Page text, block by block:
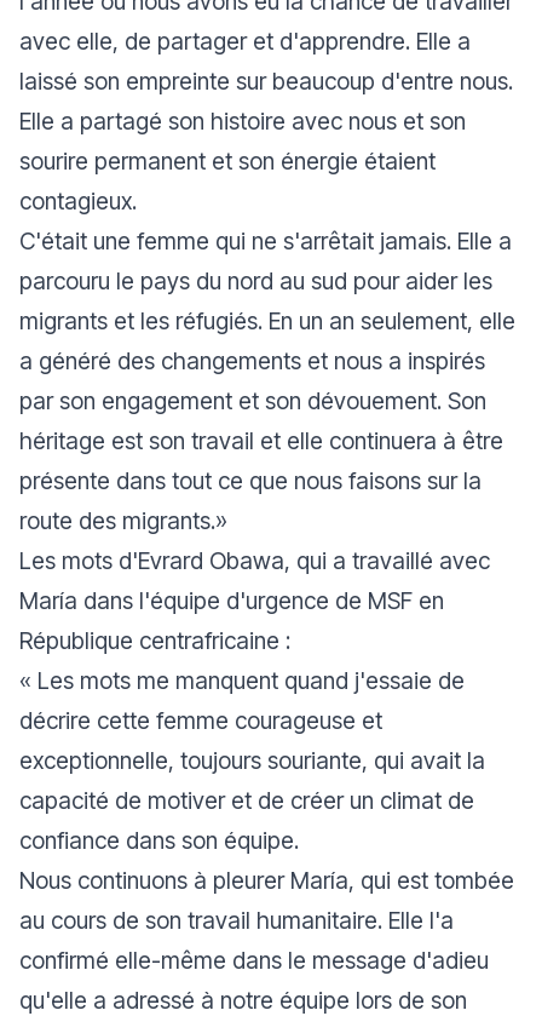
avec elle, de partager et d'apprendre. Elle a
laissé son empreinte sur beaucoup d'entre nous.
Elle a partagé son histoire avec nous et son
sourire permanent et son énergie étaient
contagieux.
C'était une femme qui ne s'arrêtait jamais. Elle a
parcouru le pays du nord au sud pour aider les
migrants et les réfugiés. En un an seulement, elle
a généré des changements et nous a inspirés
par son engagement et son dévouement. Son
héritage est son travail et elle continuera à être
présente dans tout ce que nous faisons sur la
route des migrants.»
Les mots d'Evrard Obawa, qui a travaillé avec
María dans l'équipe d'urgence de MSF en
République centrafricaine :
« Les mots me manquent quand j'essaie de
décrire cette femme courageuse et
exceptionnelle, toujours souriante, qui avait la
capacité de motiver et de créer un climat de
confiance dans son équipe.
Nous continuons à pleurer María, qui est tombée
au cours de son travail humanitaire. Elle l'a
confirmé elle-même dans le message d'adieu
qu'elle a adressé à notre équipe lors de son